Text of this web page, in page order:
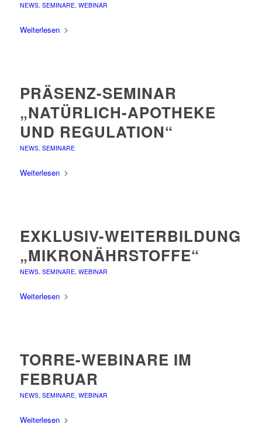
NEWS, SEMINARE, WEBINAR
Weiterlesen
PRÄSENZ-SEMINAR
„NATÜRLICH-APOTHEKE
UND REGULATION“
NEWS, SEMINARE
Weiterlesen
EXKLUSIV-WEITERBILDUNG
„MIKRONÄHRSTOFFE“
NEWS, SEMINARE, WEBINAR
Weiterlesen
TORRE-WEBINARE IM
FEBRUAR
NEWS, SEMINARE, WEBINAR
Weiterlesen